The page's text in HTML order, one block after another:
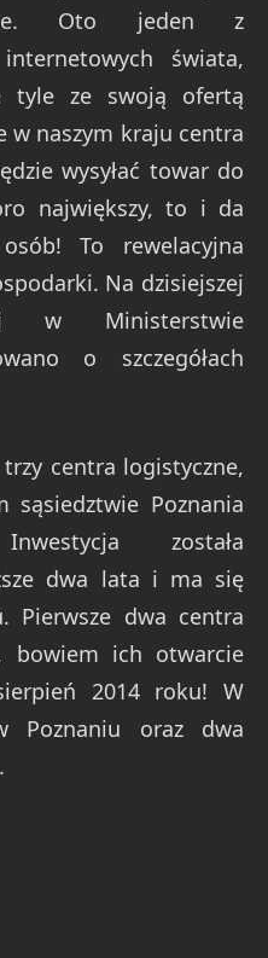
Oto jeden z
świata,
tyle ze swoją ofertą
w naszym kraju centra
wysyłać towar do
największy, to i da
To rewelacyjna
Na dzisiejszej
w Ministerstwie
o szczegółach
centra logistyczne,
sąsiedztwie Poznania
została
dwa lata i ma się
Pierwsze dwa centra
bowiem ich otwarcie
2014 roku! W
Poznaniu oraz dwa